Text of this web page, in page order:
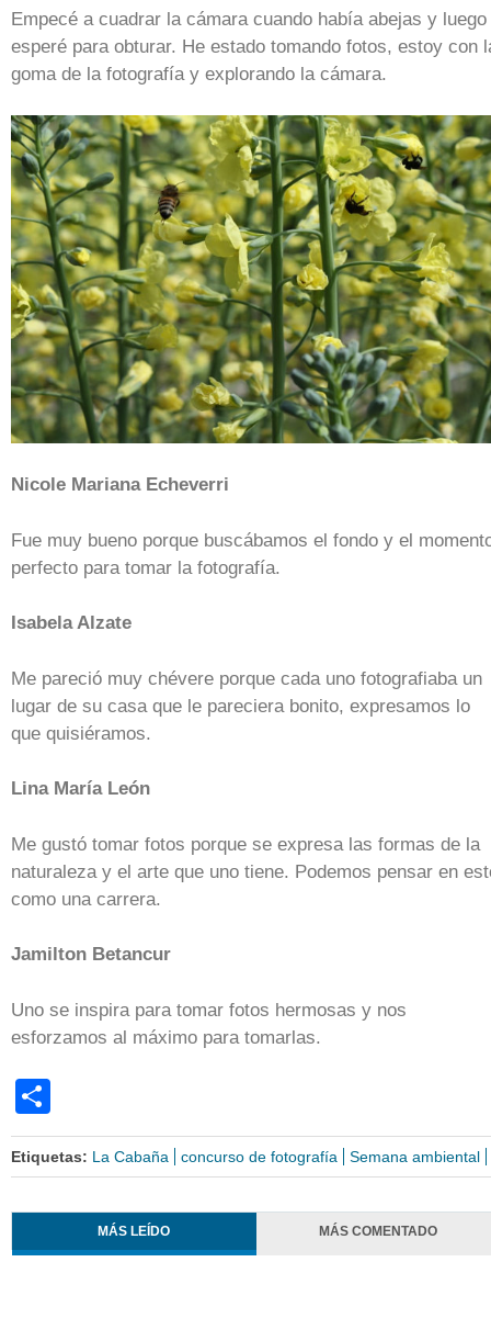
Empecé a cuadrar la cámara cuando había abejas y luego
esperé para obturar. He estado tomando fotos, estoy con
goma de la fotografía y explorando la cámara.
Nicole Mariana Echeverri
Fue muy bueno porque buscábamos el fondo y el
perfecto para tomar la fotografía.
Isabela Alzate
Me pareció muy chévere porque cada uno fotografiaba un
lugar de su casa que le pareciera bonito, expresamos lo
que quisiéramos.
Lina María León
Me gustó tomar fotos porque se expresa las formas de la
naturaleza y el arte que uno tiene. Podemos pensar en
como una carrera.
Jamilton Betancur
Uno se inspira para tomar fotos hermosas y nos
esforzamos al máximo para tomarlas.
Etiquetas: La Cabaña concurso de fotografía Semana ambiental
MÁS LEÍDO MÁS COMENTADO